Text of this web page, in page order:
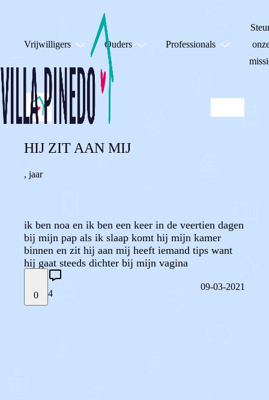
Vrijwilligers Ouders Professionals
HIJ ZIT AAN MIJ
, jaar
ik ben noa en ik ben een keer in de veertien dagen
bij mijn pap als ik slaap komt hij mijn kamer
binnen en zit hij aan mij heeft iemand tips want
hij gaat steeds dichter bij mijn vagina
0 4
09-03-2021